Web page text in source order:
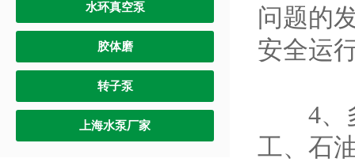
水环真空泵
胶体磨
转子泵
上海水泵厂家
问题的
安全运
4、多
工、石